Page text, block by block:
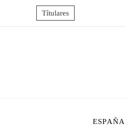
Títulares
ESPAÑA